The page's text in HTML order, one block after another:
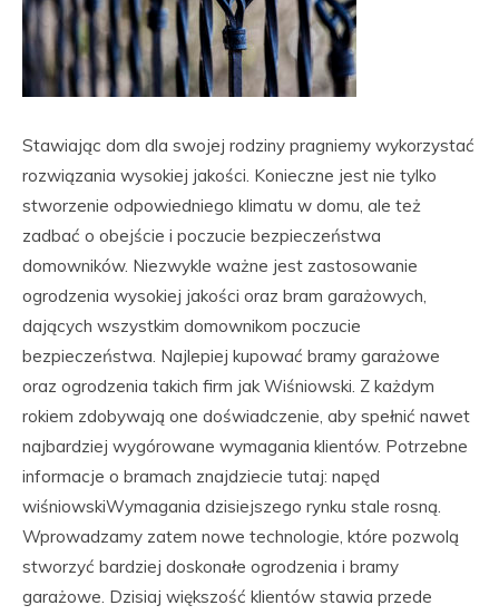
Stawiając dom dla swojej rodziny pragniemy wykorzystać
rozwiązania wysokiej jakości. Konieczne jest nie tylko
stworzenie odpowiedniego klimatu w domu, ale też
zadbać o obejście i poczucie bezpieczeństwa
domowników. Niezwykle ważne jest zastosowanie
ogrodzenia wysokiej jakości oraz bram garażowych,
dających wszystkim domownikom poczucie
bezpieczeństwa. Najlepiej kupować bramy garażowe
oraz ogrodzenia takich firm jak Wiśniowski. Z każdym
rokiem zdobywają one doświadczenie, aby spełnić nawet
najbardziej wygórowane wymagania klientów. Potrzebne
informacje o bramach znajdziecie tutaj: napęd
wiśniowskiWymagania dzisiejszego rynku stale rosną.
Wprowadzamy zatem nowe technologie, które pozwolą
stworzyć bardziej doskonałe ogrodzenia i bramy
garażowe. Dzisiaj większość klientów stawia przede